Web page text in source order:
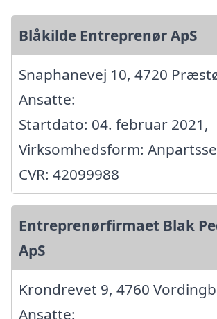
Blåkilde Entreprenør ApS
Snaphanevej 10, 4720
Ansatte:
Startdato: 04. februar 2021,
Virksomhedsform:
CVR: 42099988
Entreprenørfirmaet Blak
ApS
Krondrevet 9, 4760
Ansatte: